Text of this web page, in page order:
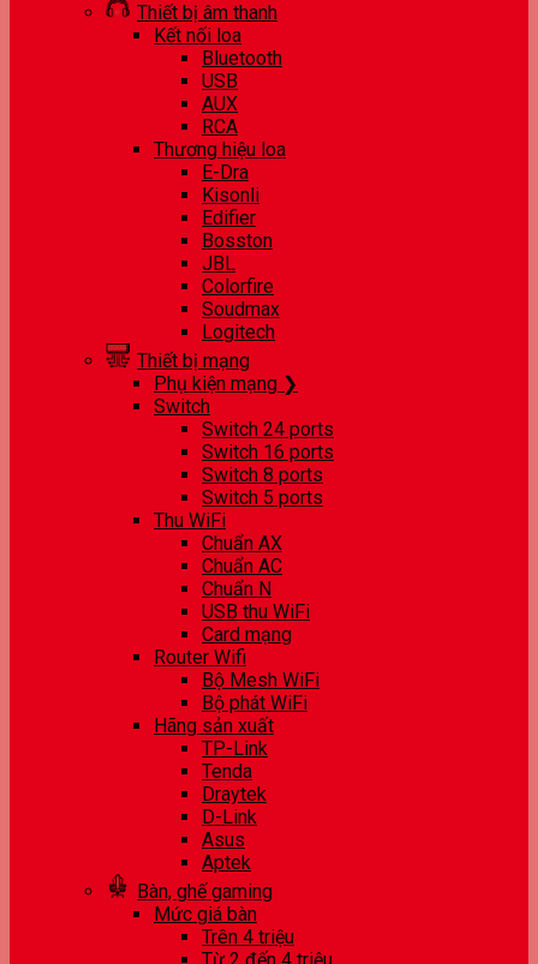
Thiết bị âm thanh
Kết nối loa
Bluetooth
USB
AUX
RCA
Thương hiệu loa
E-Dra
Kisonli
Edifier
Bosston
JBL
Colorfire
Soudmax
Logitech
Thiết bị mạng
Phụ kiện mạng ❯
Switch
Switch 24 ports
Switch 16 ports
Switch 8 ports
Switch 5 ports
Thu WiFi
Chuẩn AX
Chuẩn AC
Chuẩn N
USB thu WiFi
Card mạng
Router Wifi
Bộ Mesh WiFi
Bộ phát WiFi
Hãng sản xuất
TP-Link
Tenda
Draytek
D-Link
Asus
Aptek
Bàn, ghế gaming
Mức giá bàn
Trên 4 triệu